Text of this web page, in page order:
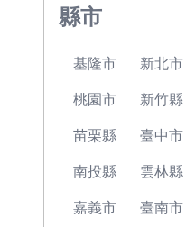
縣市
基隆市 新北市
桃園市 新竹縣
苗栗縣 臺中市
南投縣 雲林縣
嘉義市 臺南市